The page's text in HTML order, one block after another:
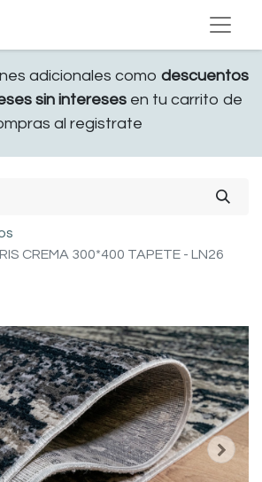
adicionales como descuentos
sin interesesen tu carrito de
al registrate
CREMA 300*400 TAPETE - LN26